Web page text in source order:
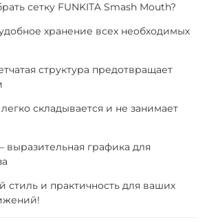
сетку FUNKITA Smash Mouth?
хранение всех необходимых
структура предотвращает
складывается и не занимает
выразительная графика для
стиль и практичность для ваших